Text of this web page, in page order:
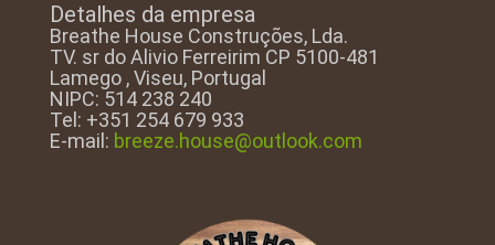
Detalhes da empresa
Breathe House Construções, Lda.
TV. sr do Alivio Ferreirim CP 5100-481
Lamego , Viseu, Portugal
NIPC: 514 238 240
Tel: +351 254 679 933
E-mail: breeze.house@outlook.com